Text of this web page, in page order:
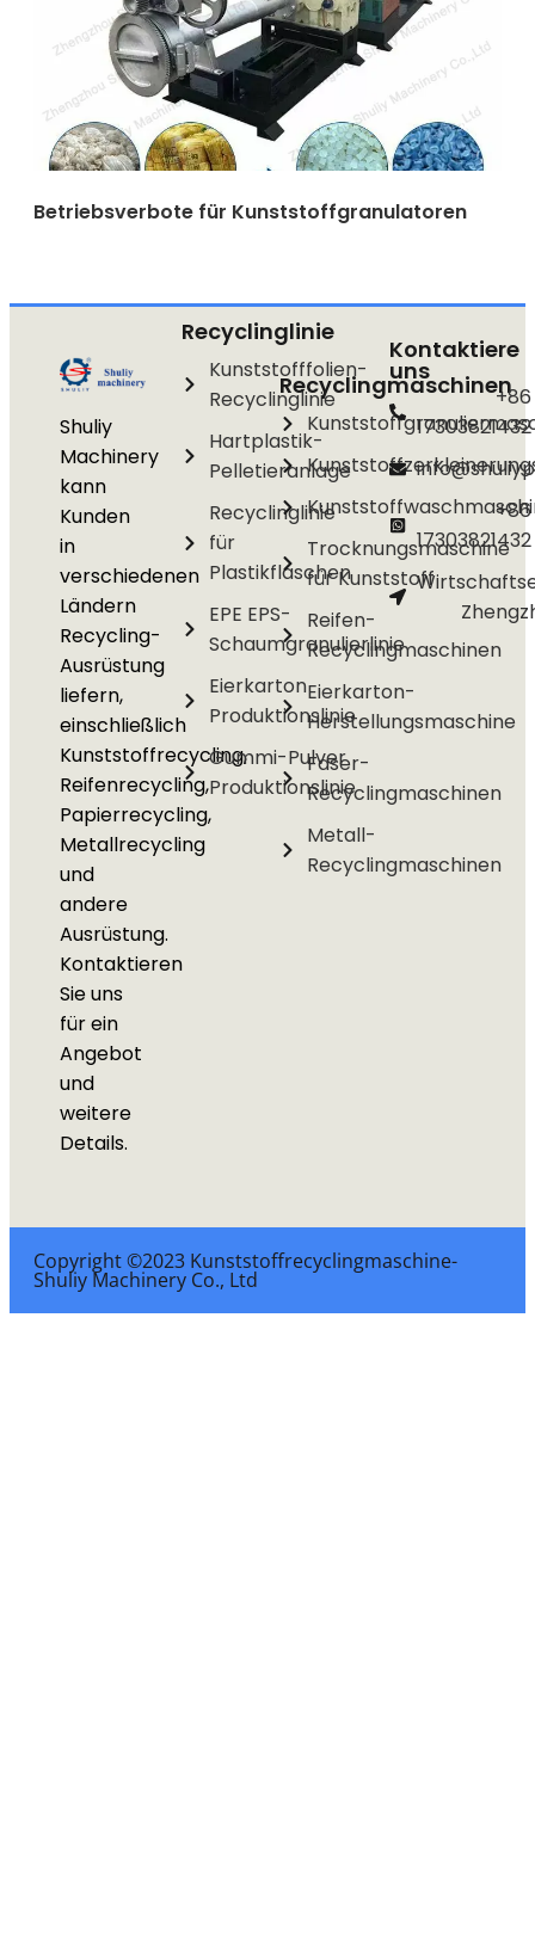
Betriebsverbote für Kunststoffgranulatoren
Shuliy
Machinery
kann
Kunden
in
verschiedenen
Ländern
Recycling-
Ausrüstung
liefern,
einschließlich
Kunststoffrecycling,
Reifenrecycling,
Papierrecycling,
Metallrecycling
und
andere
Ausrüstung.
Kontaktieren
Sie uns
für ein
Angebot
und
weitere
Details.
Recyclinglinie
Kunststofffolien-
Recyclinglinie
Hartplastik-
Pelletieranlage
Recyclinglinie
für
Plastikflaschen
EPE EPS-
Schaumgranulierlinie
Eierkarton
Produktionslinie
Gummi-Pulver
Produktionslinie
Recyclingmaschinen
Trocknungsmaschine
für Kunststoff
Reifen-
Recyclingmaschinen
Eierkarton-
Herstellungsmaschine
Faser-
Recyclingmaschinen
Metall-
Recyclingmaschinen
Kontaktiere
uns
+86
17303821432
+86
17303821432
Copyright ©2023 Kunststoffrecyclingmaschine-
Shuliy Machinery Co., Ltd